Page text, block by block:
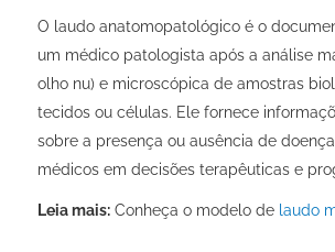
O laudo anatomopatológico é o
um médico patologista após a análise
olho nu) e microscópica de amostras
tecidos ou células. Ele fornece
sobre a presença ou ausência de
médicos em decisões terapêuticas e
Leia mais:Conheça o modelo de laudo